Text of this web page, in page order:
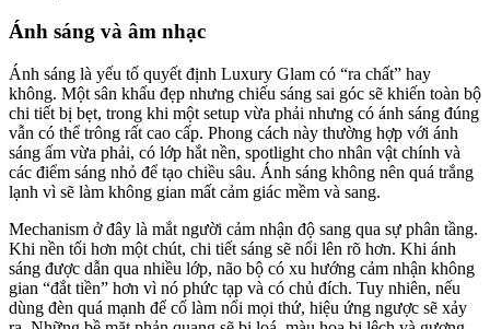
Ánh sáng và âm nhạc
Ánh sáng là yếu tố quyết định Luxury Glam có “ra chất” hay
không. Một sân khấu đẹp nhưng chiếu sáng sai góc sẽ khiến toàn bộ
chi tiết bị bẹt, trong khi một setup vừa phải nhưng có ánh sáng đúng
vẫn có thể trông rất cao cấp. Phong cách này thường hợp với ánh
sáng ấm vừa phải, có lớp hắt nền, spotlight cho nhân vật chính và
các điểm sáng nhỏ để tạo chiều sâu. Ánh sáng không nên quá trắng
lạnh vì sẽ làm không gian mất cảm giác mềm và sang.
Mechanism ở đây là mắt người cảm nhận độ sang qua sự phân tầng.
Khi nền tối hơn một chút, chi tiết sáng sẽ nổi lên rõ hơn. Khi ánh
sáng được dẫn qua nhiều lớp, não bộ có xu hướng cảm nhận không
gian “đắt tiền” hơn vì nó phức tạp và có chủ đích. Tuy nhiên, nếu
dùng đèn quá mạnh để cố làm nổi mọi thứ, hiệu ứng ngược sẽ xảy